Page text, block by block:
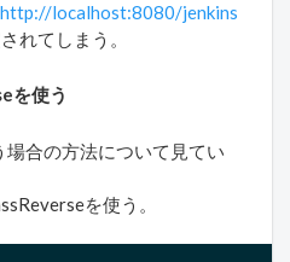
http://localhost:8080/jenkins
れてしまう。
を使う
合の方法について見てい
を使う。